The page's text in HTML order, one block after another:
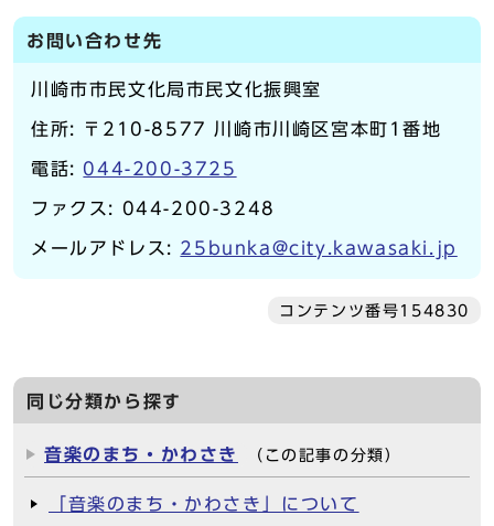
お問い合わせ先
川崎市市民文化局市民文化振興室
住所: 〒210-8577 川崎市川崎区宮本町1番地
電話: 044-200-3725
ファクス: 044-200-3248
メールアドレス: 25bunka@city.kawasaki.jp
コンテンツ番号154830
同じ分類から探す
音楽のまち・かわさき （この記事の分類）
「音楽のまち・かわさき」について